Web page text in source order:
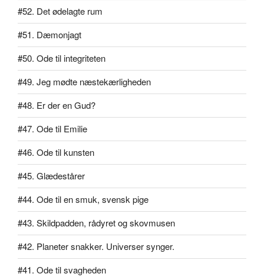
#52. Det ødelagte rum
#51. Dæmonjagt
#50. Ode til integriteten
#49. Jeg mødte næstekærligheden
#48. Er der en Gud?
#47. Ode til Emilie
#46. Ode til kunsten
#45. Glædestårer
#44. Ode til en smuk, svensk pige
#43. Skildpadden, rådyret og skovmusen
#42. Planeter snakker. Universer synger.
#41. Ode til svagheden